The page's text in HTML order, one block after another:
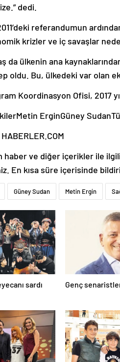
dedi.
referandumun
krizler ve iç savaşlar
da ülkenin ana
oldu. Bu, ülkedeki var olan
Koordinasyon Ofisi, 2017
ErginGüney
haber ve diğer içerikler ile
En kısa süre içerisinde
Güney Sudan Metin Ergin
sardı Genç